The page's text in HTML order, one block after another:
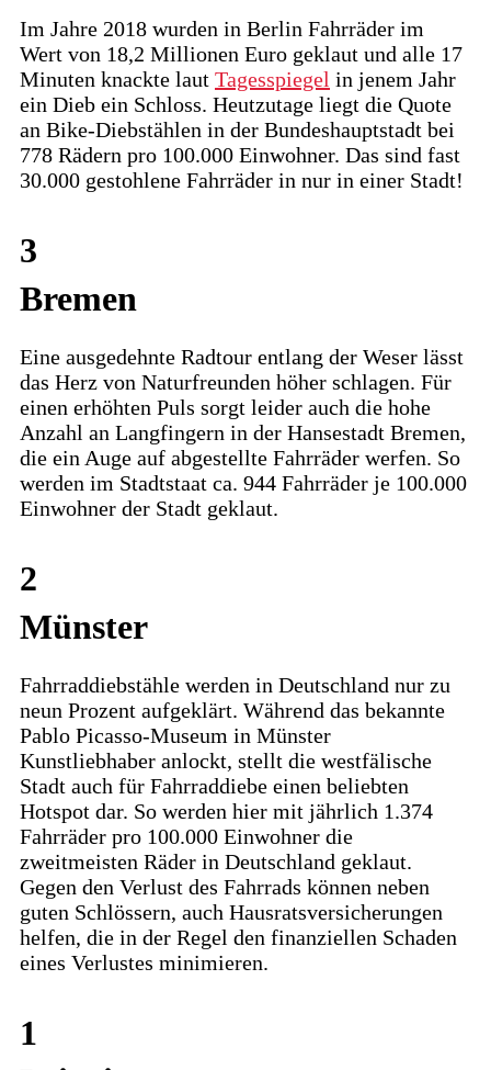
Im Jahre 2018 wurden in Berlin Fahrräder im
Wert von 18,2 Millionen Euro geklaut und alle 17
Minuten knackte laut Tagesspiegel in jenem Jahr
ein Dieb ein Schloss. Heutzutage liegt die Quote
an Bike-Diebstählen in der Bundeshauptstadt bei
778 Rädern pro 100.000 Einwohner. Das sind fast
30.000 gestohlene Fahrräder in nur in einer Stadt!
3
Bremen
Eine ausgedehnte Radtour entlang der Weser lässt
das Herz von Naturfreunden höher schlagen. Für
einen erhöhten Puls sorgt leider auch die hohe
Anzahl an Langfingern in der Hansestadt Bremen,
die ein Auge auf abgestellte Fahrräder werfen. So
werden im Stadtstaat ca. 944 Fahrräder je 100.000
Einwohner der Stadt geklaut.
2
Münster
Fahrraddiebstähle werden in Deutschland nur zu
neun Prozent aufgeklärt. Während das bekannte
Pablo Picasso-Museum in Münster
Kunstliebhaber anlockt, stellt die westfälische
Stadt auch für Fahrraddiebe einen beliebten
Hotspot dar. So werden hier mit jährlich 1.374
Fahrräder pro 100.000 Einwohner die
zweitmeisten Räder in Deutschland geklaut.
Gegen den Verlust des Fahrrads können neben
guten Schlössern, auch Hausratsversicherungen
helfen, die in der Regel den finanziellen Schaden
eines Verlustes minimieren.
1